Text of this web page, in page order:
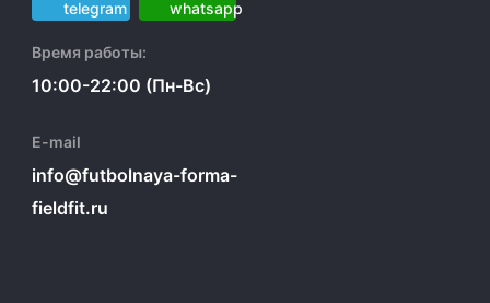
Время работы:
10:00-22:00 (Пн-Вс)
E-mail
info@futbolnaya-forma-
fieldfit.ru